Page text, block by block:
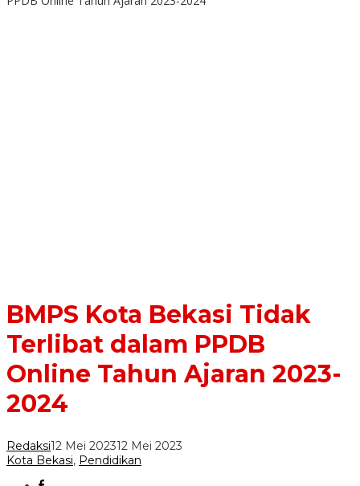
BMPS Kota Bekasi Tidak
Terlibat dalam PPDB
Online Tahun Ajaran 2023-
2024
Redaksi12 Mei 202312 Mei 2023
Kota Bekasi, Pendidikan